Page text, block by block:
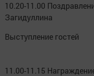
10.20-11.00
Загидуллина
Выступление гостей
11.00-11.15